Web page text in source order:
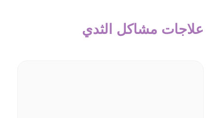
علاجات مشاكل الثدي